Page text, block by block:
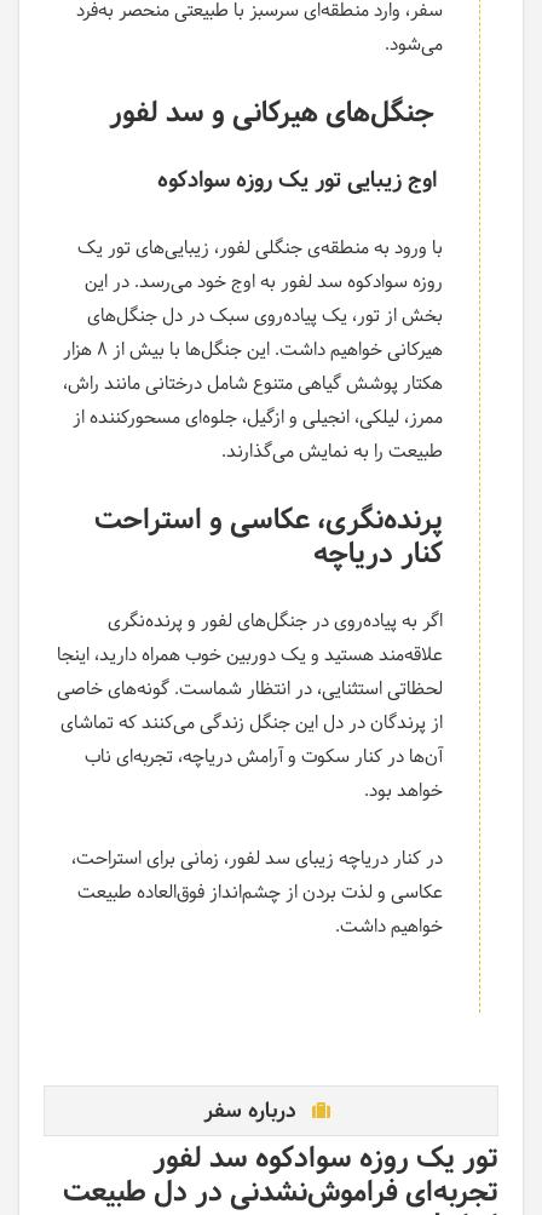
سفر، وارد منطقه‌ای سرسبز با طبیعتی منحصر به‌فرد
می‌شود.
جنگل‌های هیرکانی و سد لفور
اوج زیبایی تور یک روزه سوادکوه
با ورود به منطقه‌ی جنگلی لفور، زیبایی‌های تور یک
روزه سوادکوه سد لفور به اوج خود می‌رسد. در این
بخش از تور، یک پیاده‌روی سبک در دل جنگل‌های
هیرکانی خواهیم داشت. این جنگل‌ها با بیش از ۸ هزار
هکتار پوشش گیاهی متنوع شامل درختانی مانند راش،
ممرز، لیلکی، انجیلی و ازگیل، جلوه‌ای مسحورکننده از
طبیعت را به نمایش می‌گذارند.
پرنده‌نگری، عکاسی و استراحت
کنار دریاچه
اگر به پیاده‌روی در جنگل‌های لفور و پرنده‌نگری
علاقه‌مند هستید و یک دوربین خوب همراه دارید، اینجا
لحظاتی استثنایی، در انتظار شماست. گونه‌های خاصی
از پرندگان در دل این جنگل زندگی می‌کنند که تماشای
آن‌ها در کنار سکوت و آرامش دریاچه، تجربه‌ای ناب
خواهد بود.
در کنار دریاچه زیبای سد لفور، زمانی برای استراحت،
عکاسی و لذت بردن از چشم‌انداز فوق‌العاده طبیعت
خواهیم داشت.
درباره سفر
تور یک روزه سوادکوه سد لفور
تجربه‌ای فراموش‌نشدنی در دل طبیعت